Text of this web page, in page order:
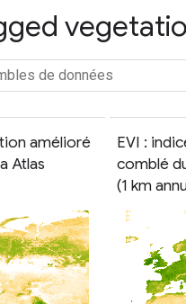
amélioré
Atlas
EVI :
comblé
(1 km